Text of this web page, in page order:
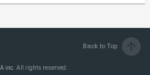
Back to Top
inc. All rights reserved.